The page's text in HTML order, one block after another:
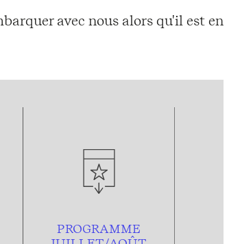
avec nous alors qu'il est en
PROGRAMME